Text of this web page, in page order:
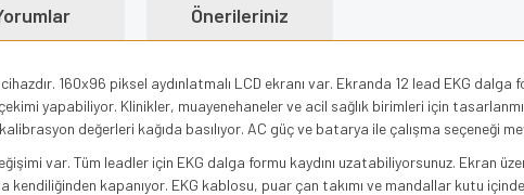
Önerileriniz
160x96 piksel aydınlatmalı LCD ekranı var. Ekranda 12 lead EKG dalga
yapabiliyor. Klinikler, muayenehaneler ve acil sağlık birimleri için
değerleri kağıda basılıyor. AC güç ve batarya ile çalışma seçeneği
var. Tüm leadler için EKG dalga formu kaydını uzatabiliyorsunuz. Ekran
kendiliğinden kapanıyor. EKG kablosu, puar çan takımı ve mandallar kutu